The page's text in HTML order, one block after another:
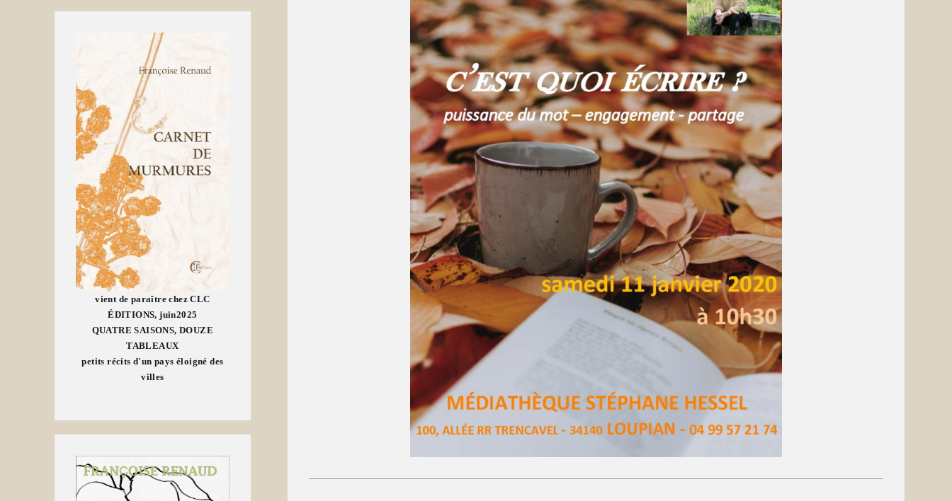
vient de paraître chez CLC
ÉDITIONS, juin2025
QUATRE SAISONS, DOUZE
TABLEAUX
petits récits d'un pays éloigné des
villes